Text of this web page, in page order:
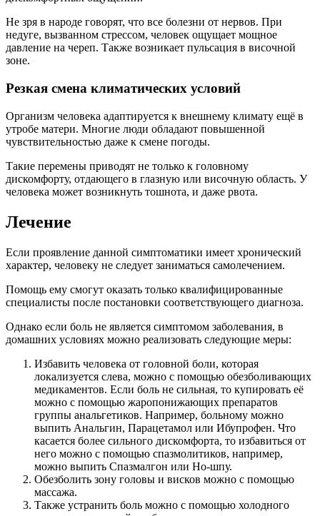
Не зря в народе говорят, что все болезни от нервов. При
недуге, вызванном стрессом, человек ощущает мощное
давление на череп. Также возникает пульсация в височной
зоне.
Резкая смена климатических условий
Организм человека адаптируется к внешнему климату ещё в
утробе матери. Многие люди обладают повышенной
чувствительностью даже к смене погоды.
Такие перемены приводят не только к головному
дискомфорту, отдающего в глазную или височную область. У
человека может возникнуть тошнота, и даже рвота.
Лечение
Если проявление данной симптоматики имеет хронический
характер, человеку не следует заниматься самолечением.
Помощь ему смогут оказать только квалифицированные
специалисты после постановки соответствующего диагноза.
Однако если боль не является симптомом заболевания, в
домашних условиях можно реализовать следующие меры:
Избавить человека от головной боли, которая
локализуется слева, можно с помощью обезболивающих
медикаментов. Если боль не сильная, то купировать её
можно с помощью жаропонижающих препаратов
группы анальгетиков. Например, больному можно
выпить Анальгин, Парацетамол или Ибупрофен. Что
касается более сильного дискомфорта, то избавиться от
него можно с помощью спазмолитиков, например,
можно выпить Спазмалгон или Но-шпу.
Обезболить зону головы и висков можно с помощью
массажа.
Также устранить боль можно с помощью холодного